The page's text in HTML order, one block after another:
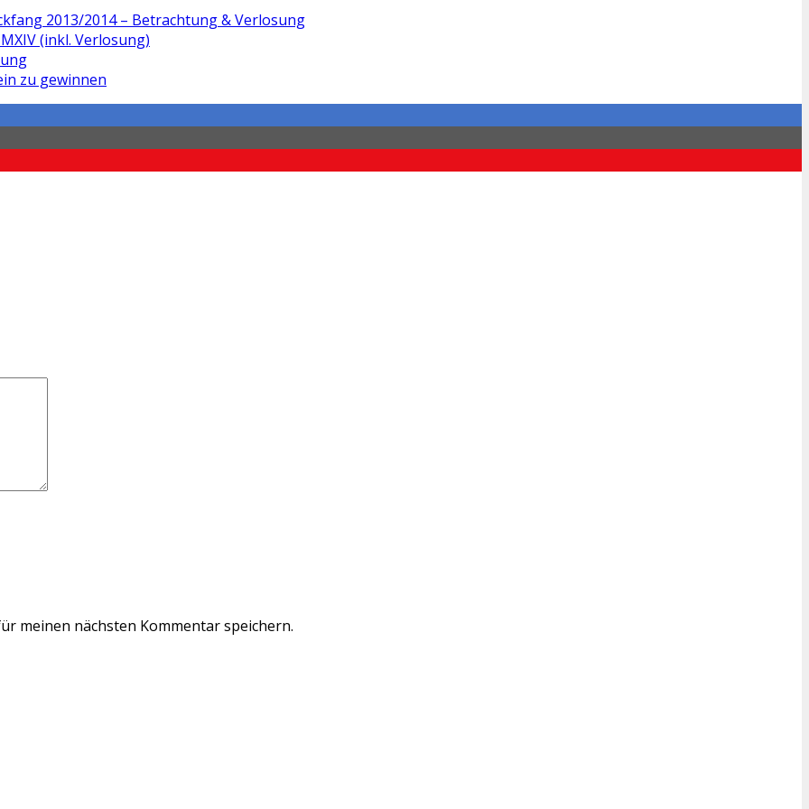
2013/2014 – Betrachtung & Verlosung
(inkl. Verlosung)
zu gewinnen
meinen nächsten Kommentar speichern.